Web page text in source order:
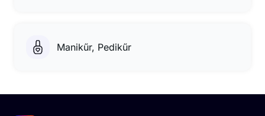
Manikűr, Pedikűr